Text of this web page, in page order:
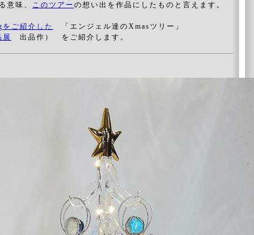
意味、 このツアー の想い出を作品にしたものと言えます。
ご紹介した
「エンジェル達のXmasツリー」
出品作） をご紹介します。